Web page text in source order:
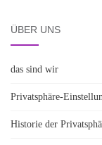
ÜBER UNS
das sind wir
Privatsphäre-
Historie der